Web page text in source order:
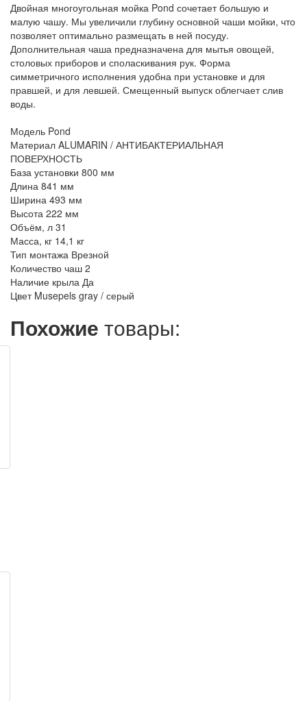
Двойная многоугольная мойка Pond сочетает большую и
малую чашу. Мы увеличили глубину основной чаши мойки, что
позволяет оптимально размещать в ней посуду.
Дополнительная чаша предназначена для мытья овощей,
столовых приборов и споласкивания рук. Форма
симметричного исполнения удобна при установке и для
правшей, и для левшей. Смещенный выпуск облегчает слив
воды.
Модель Pond
Материал ALUMARIN / АНТИБАКТЕРИАЛЬНАЯ
ПОВЕРХНОСТЬ
База установки 800 мм
Длина 841 мм
Ширина 493 мм
Высота 222 мм
Объём, л 31
Масса, кг 14,1 кг
Тип монтажа Врезной
Количество чаш 2
Наличие крыла Да
Цвет Musepels gray / серый
Похожие товары: